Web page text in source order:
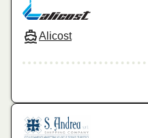
Alicost